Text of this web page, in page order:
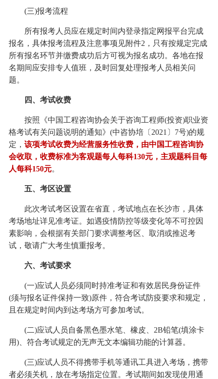
(三)报考流程
所有报考人员应在规定时间内登录指定网报平台完成
报名，具体报考流程及注意事项见附件2，只有按规定完成
所有报名环节并缴费成功后方可视为报名成功。各地在报
名期间应安排专人值班，及时回复处理报考人员相关问
题。
四、考试收费
按照《中国工程咨询协会关于咨询工程师(投资)职业资
格考试有关问题说明的通知》(中咨协培〔2021〕7号)的规
定，该项考试收费为经营服务性收费，由中国工程咨询协
会收取，收费标准为客观题每人每科130元，主观题科目每
人每科150元。
五、考区设置
此次考试考区设置在省直，考试地点在长沙市，具体
考场地址详见准考证。如遇疫情防控等级变化等不可控因
素影响，会根据有关部门要求调整考区、取消或推迟考
试，敬请广大考生慎重报考。
六、考试要求
(一)应试人员必须同时持准考证和有效居民身份证件
(须与报名证件保持一致)原件，符合考试防疫要求和规定，
且在规定时间内到达考场方可参加考试。
(二)应试人员自备黑色墨水笔、橡皮、2B铅笔(填涂卡
用)、符合考试规定的无声无文本编辑功能的计算器。
(三)应试人员不得携带手机等通讯工具进入考场，携带
者必须关机，放在考场指定位置。考试期间如发现使用通